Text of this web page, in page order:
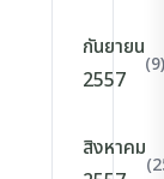
กันยายน
2557
(9)
สิงหาคม